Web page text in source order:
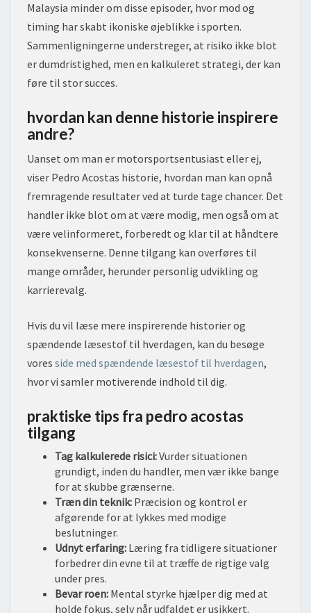
Malaysia minder om disse episoder, hvor mod og
timing har skabt ikoniske øjeblikke i sporten.
Sammenligningerne understreger, at risiko ikke blot
er dumdristighed, men en kalkuleret strategi, der kan
føre til stor succes.
hvordan kan denne historie inspirere
andre?
Uanset om man er motorsportsentusiast eller ej,
viser Pedro Acostas historie, hvordan man kan opnå
fremragende resultater ved at turde tage chancer. Det
handler ikke blot om at være modig, men også om at
være velinformeret, forberedt og klar til at håndtere
konsekvenserne. Denne tilgang kan overføres til
mange områder, herunder personlig udvikling og
karrierevalg.
Hvis du vil læse mere inspirerende historier og
spændende læsestof til hverdagen, kan du besøge
vores side med spændende læsestof til hverdagen,
hvor vi samler motiverende indhold til dig.
praktiske tips fra pedro acostas
tilgang
Tag kalkulerede risici:Vurder situationen
grundigt, inden du handler, men vær ikke bange
for at skubbe grænserne.
Træn din teknik: Præcision og kontrol er
afgørende for at lykkes med modige
beslutninger.
Udnyt erfaring: Læring fra tidligere situationer
forbedrer din evne til at træffe de rigtige valg
under pres.
Bevar roen: Mental styrke hjælper dig med at
holde fokus, selv når udfaldet er usikkert.